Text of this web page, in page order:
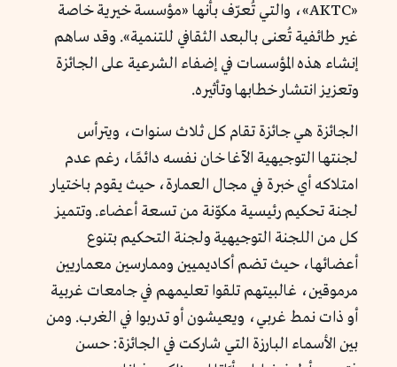
«AKTC
»، والتي تُعرّف بأنها «مؤسسة خيرية خاصة
غير طائفية تُعنى بالبعد الثقافي للتنمية». وقد ساهم
إنشاء هذه المؤسسات في إضفاء الشرعية على الجائزة
وتعزيز انتشار خطابها وتأثيره.
الجائزة هي جائزة تقام كل ثلاث سنوات، ويترأس
لجنتها التوجيهية الآغا خان نفسه دائمًا، رغم عدم
امتلاكه أي خبرة في مجال العمارة، حيث يقوم باختيار
لجنة تحكيم رئيسية مكوّنة من تسعة أعضاء. وتتميز
كل من اللجنة التوجيهية ولجنة التحكيم بتنوع
أعضائها، حيث تضم أكاديميين وممارسين معماريين
مرموقين، غالبيتهم تلقوا تعليمهم في جامعات غربية
أو ذات نمط غربي، ويعيشون أو تدربوا في الغرب. ومن
بين الأسماء البارزة التي شاركت في الجائزة: حسن